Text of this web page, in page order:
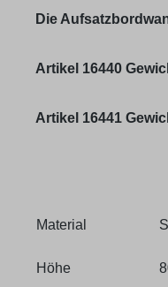
Die
Artikel 16440
Artikel 16441
Material
Höhe